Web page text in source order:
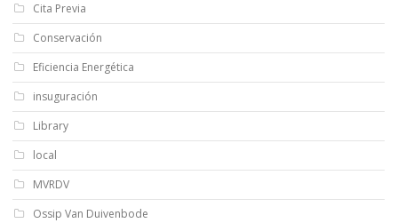
Cita Previa
Conservación
Eficiencia Energética
insuguración
Library
local
MVRDV
Ossip Van Duivenbode